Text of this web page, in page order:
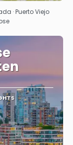
· Puerto Viejo